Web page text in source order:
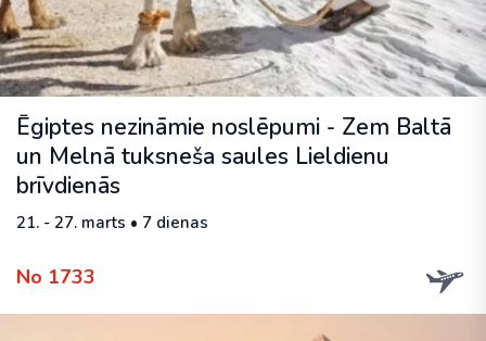
Ēgiptes nezināmie noslēpumi - Zem Baltā
un Melnā tuksneša saules Lieldienu
brīvdienās
21. - 27. marts • 7 dienas
No 1733